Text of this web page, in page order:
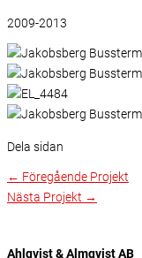
2009-2013
Dela sidan
← Föregående Projekt
Nästa Projekt →
Ahlqvist & Almqvist AB